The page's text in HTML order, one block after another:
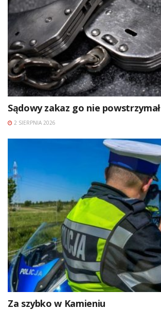
Sądowy zakaz go nie powstrzymał
2 SIERPNIA 2026
Za szybko w Kamieniu